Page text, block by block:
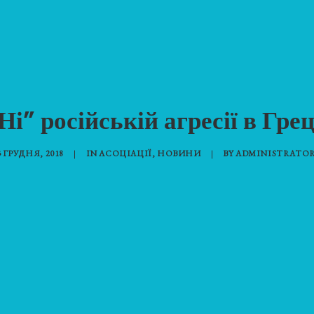
російській агресії в
ГРУДНЯ, 2018 | INАСОЦІАЦІЇ, НОВИНИ | BY